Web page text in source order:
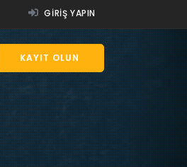
GIRIŞ YAPIN
KAYIT OLUN